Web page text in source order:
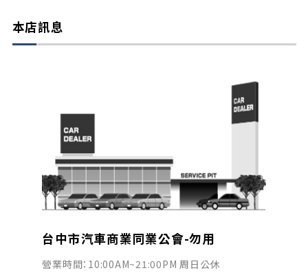
本店訊息
台中市汽車商業同業公會-勿用
營業時間：10:00AM~21:00PM 周日公休